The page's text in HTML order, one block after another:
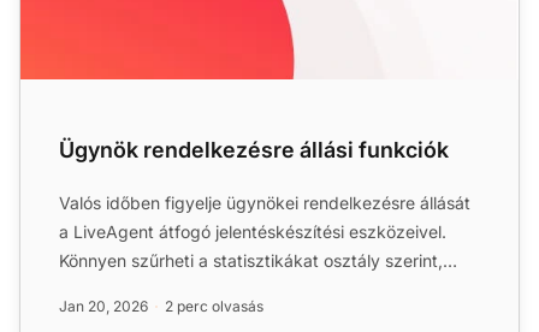
Ügynök rendelkezésre állási funkciók
Valós időben figyelje ügynökei rendelkezésre állását
a LiveAgent átfogó jelentéskészítési eszközeivel.
Könnyen szűrheti a statisztikákat osztály szerint,
Jan 20, 2026 2 perc olvasás